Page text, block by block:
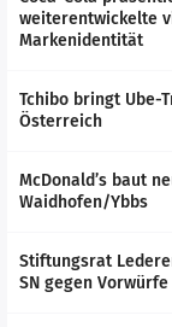
weiterentwickelte
Markenidentität
Tchibo bringt Ube-
Österreich
McDonald’s baut
Waidhofen/Ybbs
Stiftungsrat
SN gegen Vorwürfe